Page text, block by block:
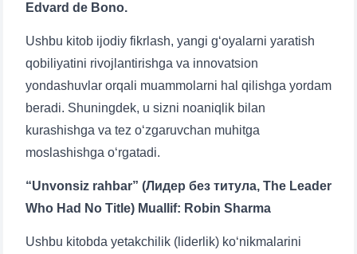
Edvard de Bono.
Ushbu kitob ijodiy fikrlash, yangi g‘oyalarni yaratish
qobiliyatini rivojlantirishga va innovatsion
yondashuvlar orqali muammolarni hal qilishga yordam
beradi. Shuningdek, u sizni noaniqlik bilan
kurashishga va tez o‘zgaruvchan muhitga
moslashishga o‘rgatadi.
“Unvonsiz rahbar” (Лидер без титула, The Leader
Who Had No Title) Muallif: Robin Sharma
Ushbu kitobda yetakchilik (liderlik) ko‘nikmalarini